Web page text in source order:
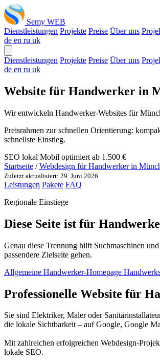
Semy WEB
Dienstleistungen Projekte Preise Über uns
de en ru uk
Dienstleistungen Projekte Preise Über uns
de en ru uk
Website für Handwerker in
Wir entwickeln Handwerker-Websites für
Preisrahmen zur schnellen Orientierung:
schnellste Einstieg.
SEO lokal Mobil optimiert ab 1.500 €
Startseite / Webdesign für Handwerker in
Zuletzt aktualisiert: 29. Juni 2026
Leistungen Pakete FAQ
Regionale Einstiege
Diese Seite ist für
Genau diese Trennung hilft Suchmaschinen
passendere Zielseite gehen.
Allgemeine Handwerker-Homepage
Professionelle Website für
Sie sind Elektriker, Maler oder
die lokale Sichtbarkeit – auf Google, Google
Mit zahlreichen erfolgreichen Webdesign-
lokale SEO.